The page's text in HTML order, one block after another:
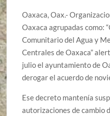
Oaxaca, Oax.-
Oaxaca agrupadas como:
Comunitario del Agua y
Centrales de Oaxaca”
julio el ayuntamiento de
derogar el acuerdo de
Ese decreto mantenía
autorizaciones de cambio